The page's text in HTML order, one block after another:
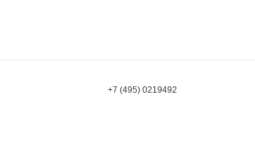
+7 (495) 0219492